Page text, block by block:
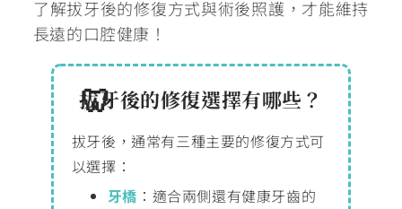
了解拔牙後的修復方式與術後照護，才能維持
長遠的口腔健康！
拔牙後的修復選擇有哪些？
拔牙後，通常有三種主要的修復方式可
以選擇：
牙橋 ：適合兩側還有健康牙齒的